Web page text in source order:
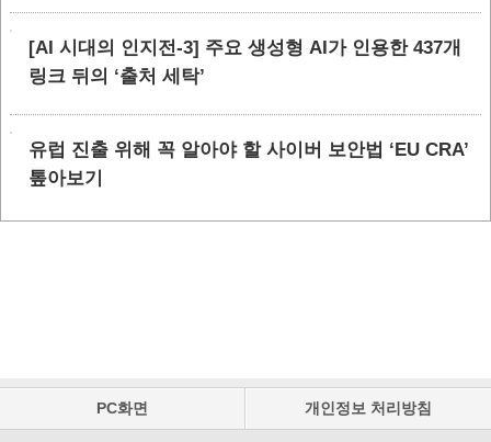
[AI 시대의 인지전-3] 주요 생성형 AI가 인용한 437개
링크 뒤의 ‘출처 세탁’
유럽 진출 위해 꼭 알아야 할 사이버 보안법 ‘EU CRA’
톺아보기
PC화면 개인정보 처리방침